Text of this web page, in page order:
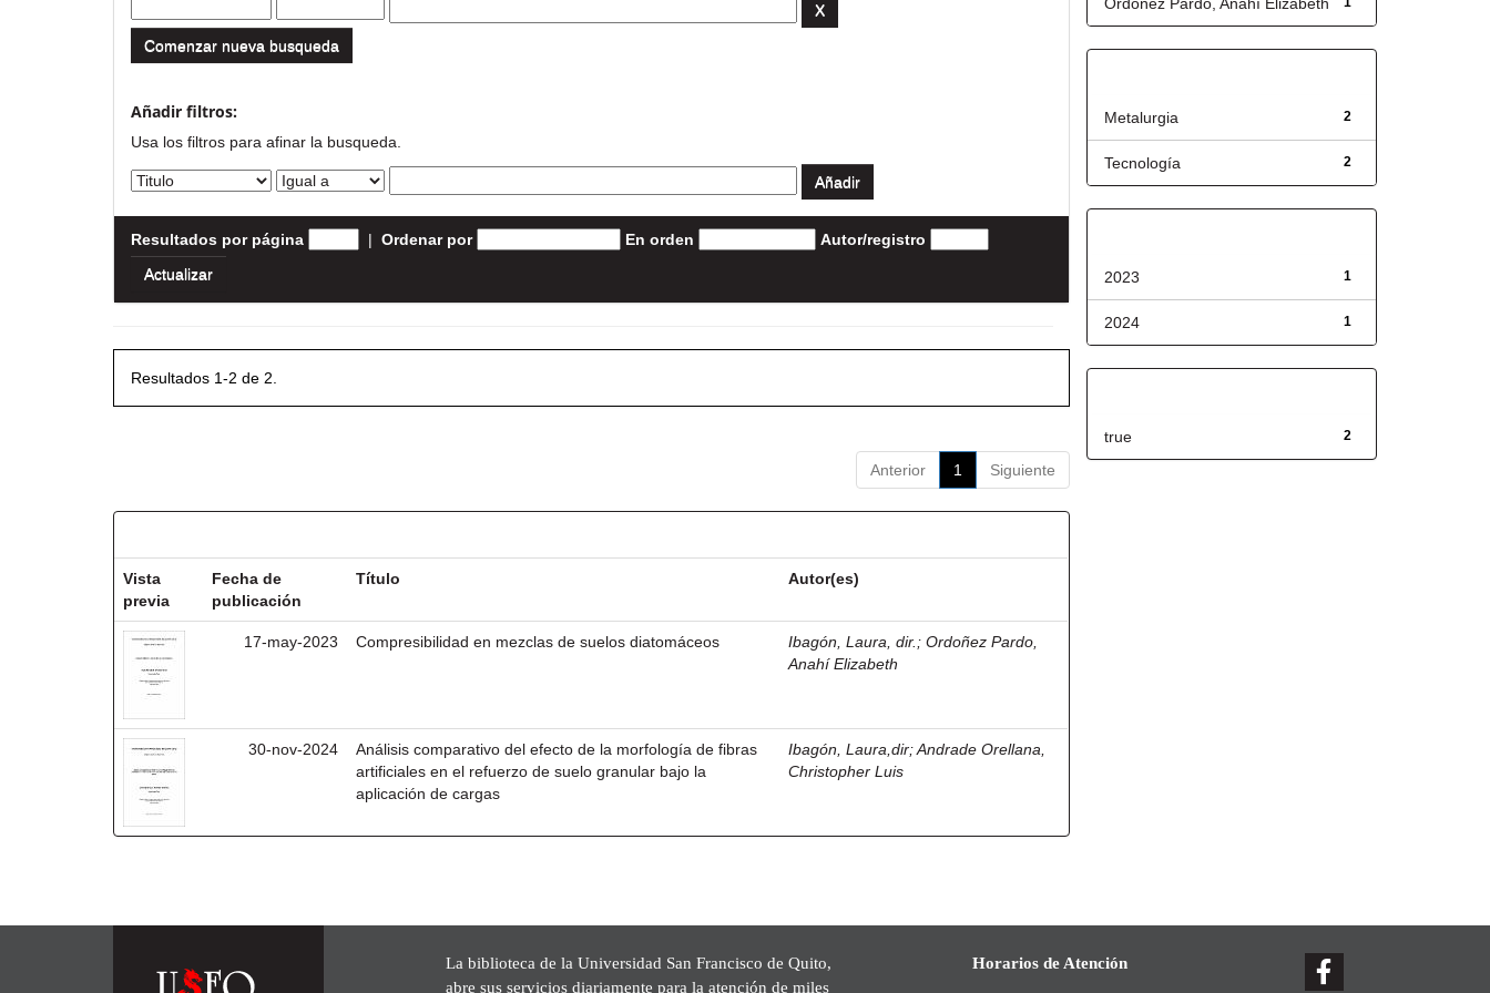
Comenzar nueva busqueda
Añadir filtros:
Usa los filtros para afinar la busqueda.
Resultados por página | Ordenar por En orden Autor/registro
Resultados 1-2 de 2.
Anterior 1 Siguiente
Vista
previa
Fecha de
publicación
Título Autor(es)
17-may-2023 Compresibilidad en mezclas de suelos diatomáceos Ibagón, Laura, dir. ;Ordoñez Pardo,
Anahí Elizabeth
30-nov-2024
Análisis comparativo del efecto de la morfología de fibras
artificiales en el refuerzo de suelo granular bajo la
aplicación de cargas
Ibagón, Laura,dir;Andrade Orellana,
Christopher Luis
2
Metalurgia
2
Tecnología
1
2023
1
2024
2
true
La biblioteca de la Universidad San Francisco de Quito,
abre sus servicios diariamente para la atención de miles
Horarios de Atención